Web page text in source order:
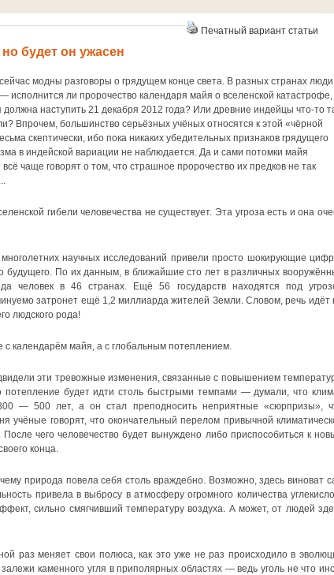
Печатный вариант статьи
будет он ужасен
модны разговоры о грядущем конце света. В разных странах люди
исполнится ли пророчество календаря майя о вселенской катастрофе,
должна наступить 21 декабря 2012 года? Или древние индейцы что-то
Впрочем, большинство серьёзных учёных относятся к этой «чёрной
скептически, ибо пока никаких убедительных признаков грядущего
в индейской вариации не наблюдается. Да и сами потомки майя
всё чаще говорят о том, что страшное пророчество их предков не так
гибели человечества не существует. Эта угроза есть и она
научных исследований привели просто шокирующие
будущего. По их данным, в ближайшие сто лет в различных
человек в 46 странах. Ещё 56 государств находятся под
затронет ещё 1,2 миллиарда жителей Земли. Словом, речь идёт
людского рода!
с календарём майя, а с глобальным потеплением.
эти тревожные изменения, связанные с повышением
потепление будет идти столь быстрыми темпами — думали, что
— 500 лет, а он стал преподносить неприятные «сюрпризы»,
учёные говорят, что окончательный перелом привычной
чего человечество будет вынуждено либо приспособиться к
конца.
природа повела себя столь враждебно. Возможно, здесь виноват
привела в выбросу в атмосферу огромного количества
сильно смягчивший температуру воздуха. А может, от людей
раз меняет свои полюса, как это уже не раз происходило в
каменного угля в приполярных областях — ведь уголь не что